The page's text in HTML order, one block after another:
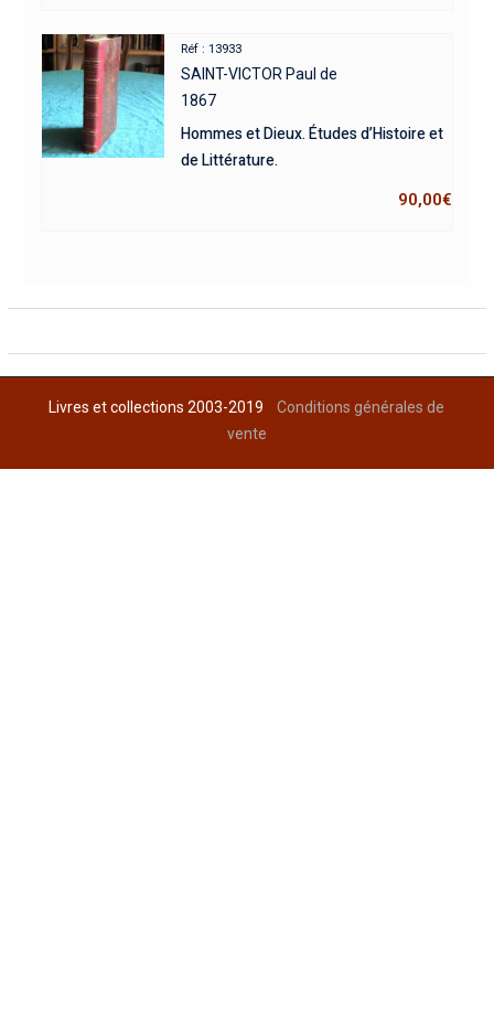
Réf : 13933
SAINT-VICTOR Paul de
1867
Hommes et Dieux. Études d’Histoire et
de Littérature.
90,00€
Livres et collections 2003-2019Conditions générales de
vente